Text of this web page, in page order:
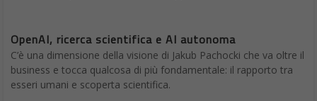
OpenAI, ricerca scientifica e AI autonoma
C’è una dimensione della visione di Jakub Pachocki che va oltre il
business e tocca qualcosa di più fondamentale: il rapporto tra
esseri umani e scoperta scientifica.